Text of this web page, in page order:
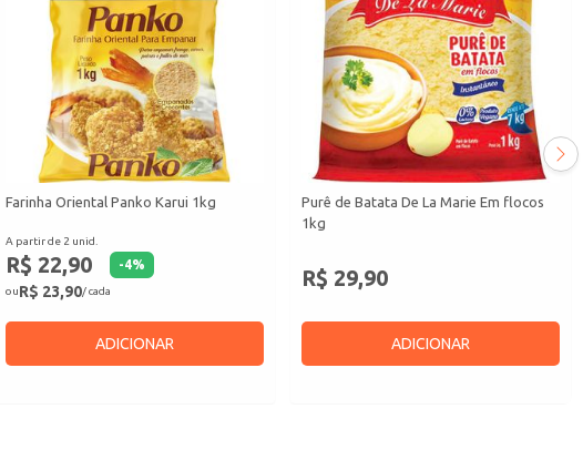
Farinha Oriental Panko Karui 1kg
A partir de 2 unid.
R$ 22,90 -4%
ouR$ 23,90/ cada
ADICIONAR
Purê de Batata De La Marie Em flocos
1kg
R$ 29,90
ADICIONAR